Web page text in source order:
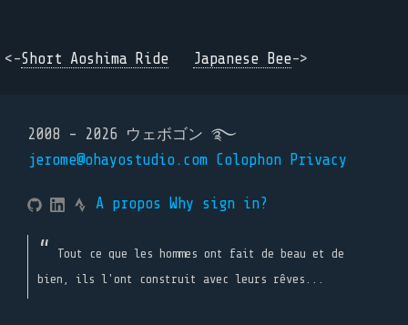
<-Short Aoshima Ride Japanese Bee->
2008 - 2026 ウェボゴン ࿐
jerome@ohayostudio.com Colophon Privacy
A propos Why sign in?
Tout ce que les hommes ont fait de beau et de
bien, ils l'ont construit avec leurs rêves...